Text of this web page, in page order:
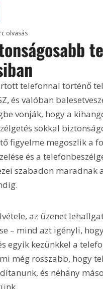
olvasás
telefonnal történő
és valóban
vonják, hogy a
sokkal
figyelme megoszlik a
és a
szabadon maradnak
az üzenet
– mind azt igényli,
egyik kezünkkel a
még rosszabb, hogy
és néhány